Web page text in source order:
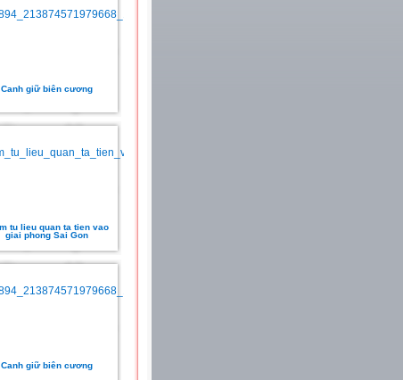
Canh giữ biên cương
tu lieu quan ta tien vao
giai phong Sai Gon
Canh giữ biên cương